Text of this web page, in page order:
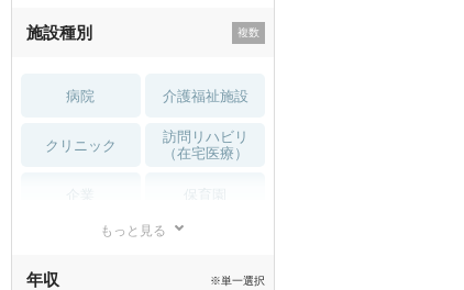
施設種別
病院 介護福祉施設
クリニック
訪問リハビリ
（在宅医療）
もっと見る
年収 ※単一選択